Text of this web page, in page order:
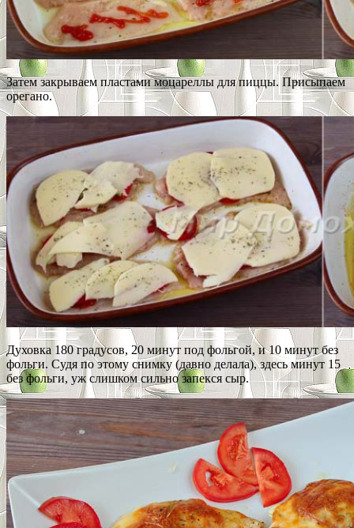
Затем закрываем пластами моцареллы для пиццы. Присыпаем
орегано.
Духовка 180 градусов, 20 минут под фольгой, и 10 минут без
фольги. Судя по этому снимку (давно делала), здесь минут 15
без фольги, уж слишком сильно запекся сыр.